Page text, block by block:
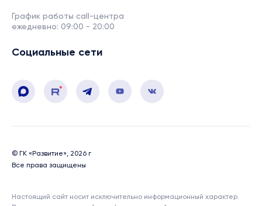
График работы call-центра
ежедневно: 09:00 - 20:00
Социальные сети
© ГК «Развитие», 2026 г
Все права защищены
Настоящий сайт носит исключительно информационный характер.